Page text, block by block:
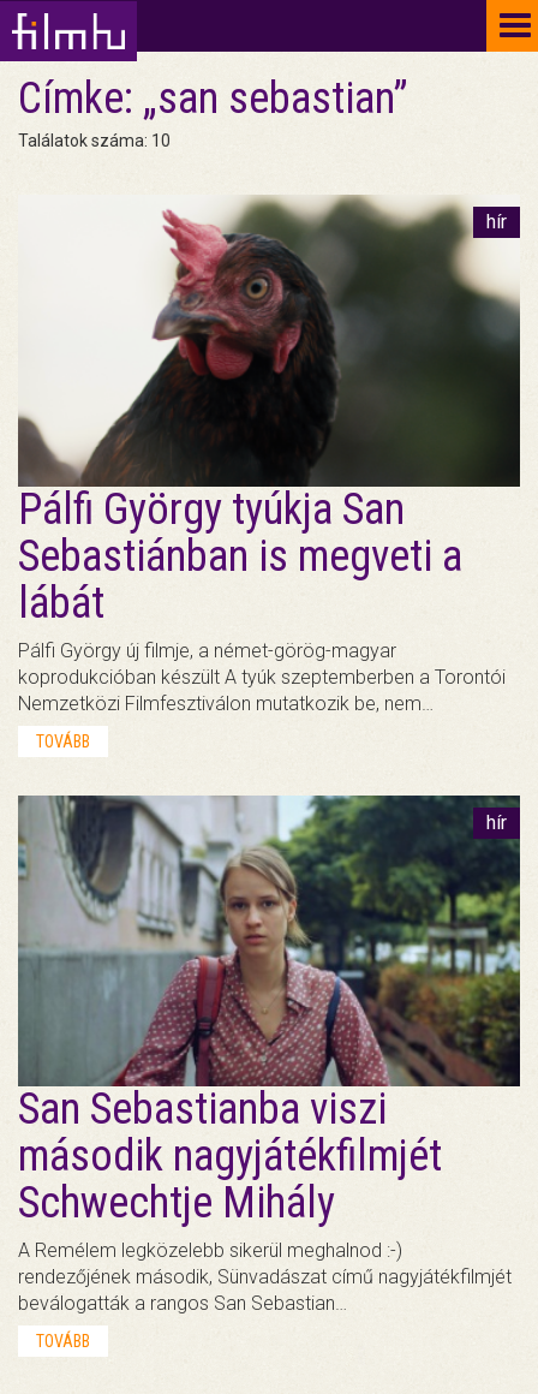
Címke: „san sebastian”
Találatok száma: 10
hír
Pálfi György tyúkja San
Sebastiánban is megveti a
lábát
Pálfi György új filmje, a német-görög-magyar
koprodukcióban készült A tyúk szeptemberben a Torontói
Nemzetközi Filmfesztiválon mutatkozik be, nem…
TOVÁBB
hír
San Sebastianba viszi
második nagyjátékfilmjét
Schwechtje Mihály
A Remélem legközelebb sikerül meghalnod :-)
rendezőjének második, Sünvadászat című nagyjátékfilmjét
beválogatták a rangos San Sebastian…
TOVÁBB